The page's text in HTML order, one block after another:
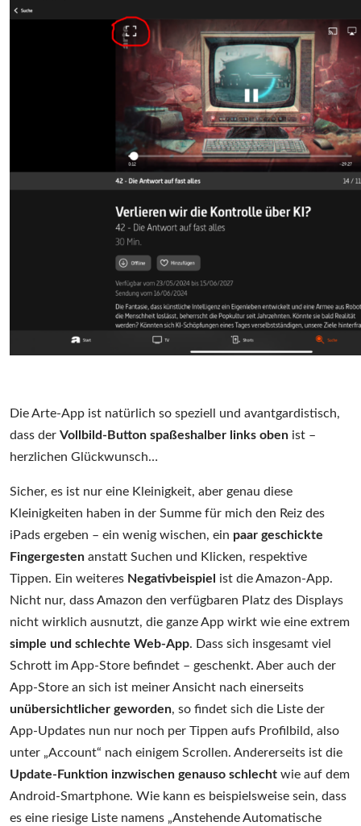
Die Arte-App ist natürlich so speziell und avantgardistisch,
dass der Vollbild-Button spaßeshalber links oben ist –
herzlichen Glückwunsch…
Sicher, es ist nur eine Kleinigkeit, aber genau diese
Kleinigkeiten haben in der Summe für mich den Reiz des
iPads ergeben – ein wenig wischen, ein paar geschickte
Fingergesten anstatt Suchen und Klicken, respektive
Tippen. Ein weiteres Negativbeispiel
ist die Amazon-App.
Nicht nur, dass Amazon den verfügbaren Platz des Displays
nicht wirklich ausnutzt, die ganze App wirkt wie eine extrem
simple und schlechte Web-App. Dass sich insgesamt viel
Schrott im App-Store befindet – geschenkt. Aber auch der
App-Store an sich ist meiner Ansicht nach einerseits
unübersichtlicher geworden, so findet sich die Liste der
App-Updates nun nur noch per Tippen aufs Profilbild, also
unter „Account“ nach einigem Scrollen. Andererseits ist die
Update-Funktion inzwischen genauso schlecht wie auf dem
Android-Smartphone. Wie kann es beispielsweise sein, dass
es eine riesige Liste namens „Anstehende Automatische